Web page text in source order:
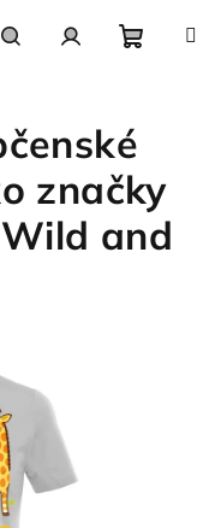
košík
značky
and